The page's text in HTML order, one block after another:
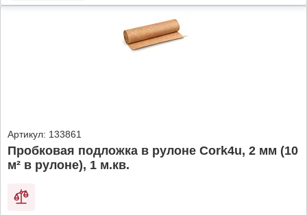
Артикул: 133861
Пробковая подложка в рулоне Cork4u, 2 мм (10
м² в рулоне), 1 м.кв.